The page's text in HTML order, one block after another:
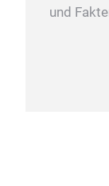
und